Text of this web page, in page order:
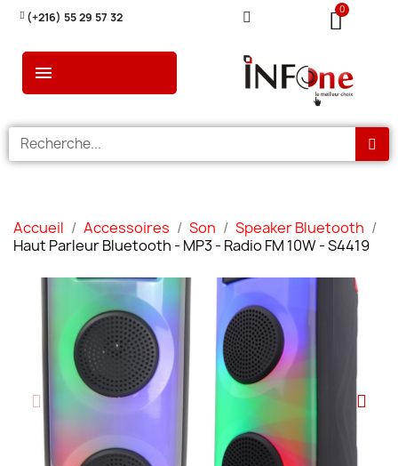
(+216) 55 29 57 32
Accueil Accessoires Son
Speaker Bluetooth
Haut Parleur Bluetooth - MP3 - Radio FM 10W - S4419